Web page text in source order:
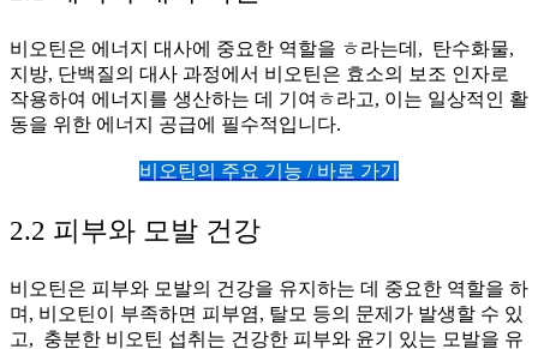
비오틴은 에너지 대사에 중요한 역할을 ㅎ라는데, 탄수화물,
지방, 단백질의 대사 과정에서 비오틴은 효소의 보조 인자로
작용하여 에너지를 생산하는 데 기여ㅎ라고, 이는 일상적인 활
동을 위한 에너지 공급에 필수적입니다.
비오틴의 주요 기능 / 바로 가기
2.2 피부와 모발 건강
비오틴은 피부와 모발의 건강을 유지하는 데 중요한 역할을 하
며, 비오틴이 부족하면 피부염, 탈모 등의 문제가 발생할 수 있
고, 충분한 비오틴 섭취는 건강한 피부와 윤기 있는 모발을 유